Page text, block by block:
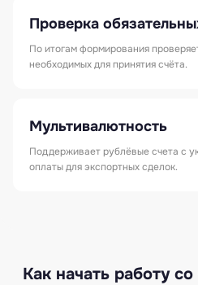
Проверка
По итогам формирования
необходимых для принятия счёта.
Мультивалютность
Поддерживает рублёвые счета с
оплаты для экспортных сделок.
Как начать работу